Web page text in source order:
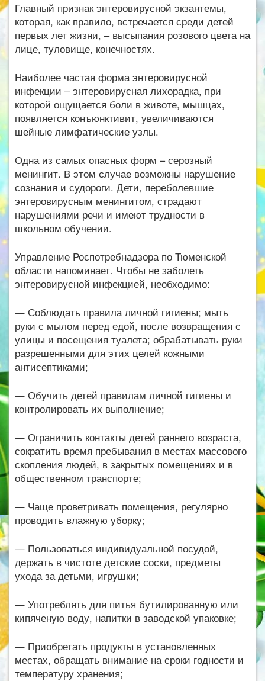
Главный признак энтеровирусной экзантемы,
которая, как правило, встречается среди детей
первых лет жизни, – высыпания розового цвета на
лице, туловище, конечностях.
Наиболее частая форма энтеровирусной
инфекции – энтеровирусная лихорадка, при
которой ощущается боли в животе, мышцах,
появляется конъюнктивит, увеличиваются
шейные лимфатические узлы.
Одна из самых опасных форм – серозный
менингит. В этом случае возможны нарушение
сознания и судороги. Дети, переболевшие
энтеровирусным менингитом, страдают
нарушениями речи и имеют трудности в
школьном обучении.
Управление Роспотребнадзора по Тюменской
области напоминает. Чтобы не заболеть
энтеровирусной инфекцией, необходимо:
— Соблюдать правила личной гигиены; мыть
руки с мылом перед едой, после возвращения с
улицы и посещения туалета; обрабатывать руки
разрешенными для этих целей кожными
антисептиками;
— Обучить детей правилам личной гигиены и
контролировать их выполнение;
— Ограничить контакты детей раннего возраста,
сократить время пребывания в местах массового
скопления людей, в закрытых помещениях и в
общественном транспорте;
— Чаще проветривать помещения, регулярно
проводить влажную уборку;
— Пользоваться индивидуальной посудой,
держать в чистоте детские соски, предметы
ухода за детьми, игрушки;
— Употреблять для питья бутилированную или
кипяченую воду, напитки в заводской упаковке;
— Приобретать продукты в установленных
местах, обращать внимание на сроки годности и
температуру хранения;